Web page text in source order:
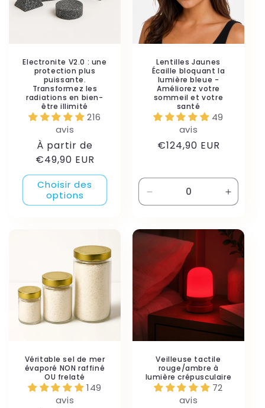
Electronite V2.0 : une
protection plus
puissante.
Transformez les
radiations en bien-
être illimité
216
avis
Prix
habituel
À partir de
€49,90 EUR
Choisir des
options
Lentilles Jaunes
Écaille bloquant la
lumière bleue -
Améliorez votre
sommeil et votre
santé
49
avis
Prix
€124,90 EUR
la
de
Default
Title
la
de
Default
Title
Véritable sel de mer
évaporé NON raffiné
OU frelaté
149
avis
Veilleuse tactile
rouge/ambre à
lumière crépusculaire
72
avis